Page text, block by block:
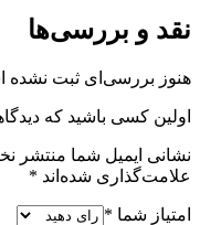
نقد و بررسی‌ها
هنوز بررسی‌ای ثبت نشده
اولین کسی باشید که
نشانی ایمیل شما منتشر
علامت‌گذاری شده‌اند *
امتیاز شما *